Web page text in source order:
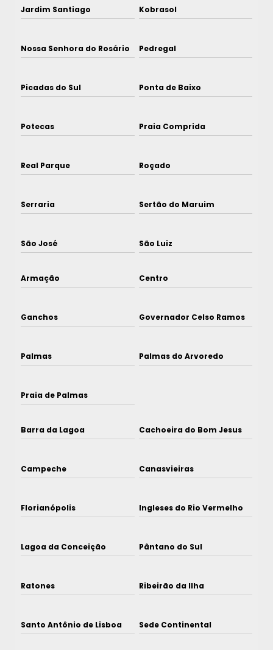
Jardim Santiago Kobrasol
Nossa Senhora do Rosário Pedregal
Picadas do Sul Ponta de Baixo
Potecas Praia Comprida
Real Parque Roçado
Serraria Sertão do Maruim
São José São Luiz
Armação Centro
Ganchos Governador Celso Ramos
Palmas Palmas do Arvoredo
Praia de Palmas
Barra da Lagoa Cachoeira do Bom Jesus
Campeche Canasvieiras
Florianópolis Ingleses do Rio Vermelho
Lagoa da Conceição Pântano do Sul
Ratones Ribeirão da Ilha
Santo Antônio de Lisboa Sede Continental